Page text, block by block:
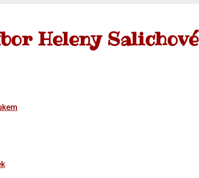
Heleny Salichové